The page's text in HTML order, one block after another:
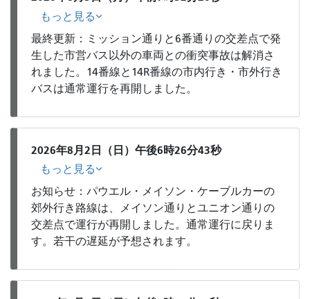
もっと見る
最終更新：ミッション通りと6番通りの交差点で発
生した市営バス以外の車両との衝突事故は解消さ
れました。14番線と14R番線の市内行き・市外行き
バスは通常運行を再開しました。
2026年8月2日（日）午後6時26分43秒
もっと見る
お知らせ：パウエル・メイソン・ケーブルカーの
郊外行き路線は、メイソン通りとユニオン通りの
交差点で運行が再開しました。通常運行に戻りま
す。若干の遅延が予想されます。